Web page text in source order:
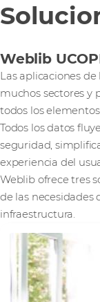
Weblib
Las aplicaciones
muchos sectores y
todos los
Todos los datos
seguridad,
experiencia del
Weblib ofrece tres
de las necesidades
infraestructura.